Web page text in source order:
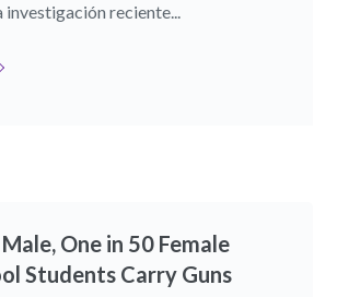
investigación reciente...
One in 50 Female
Students Carry Guns